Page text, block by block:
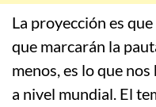
La proyección es
que marcarán la
menos, es lo que
a nivel mundial. El